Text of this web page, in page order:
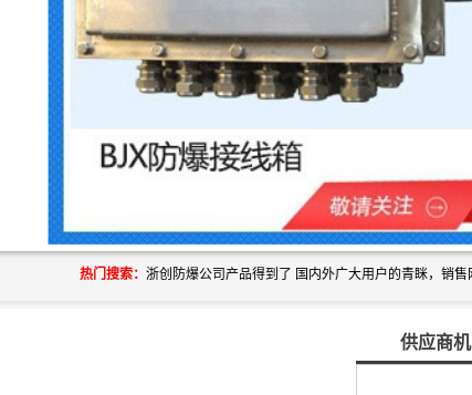
热门搜索：
供应商机